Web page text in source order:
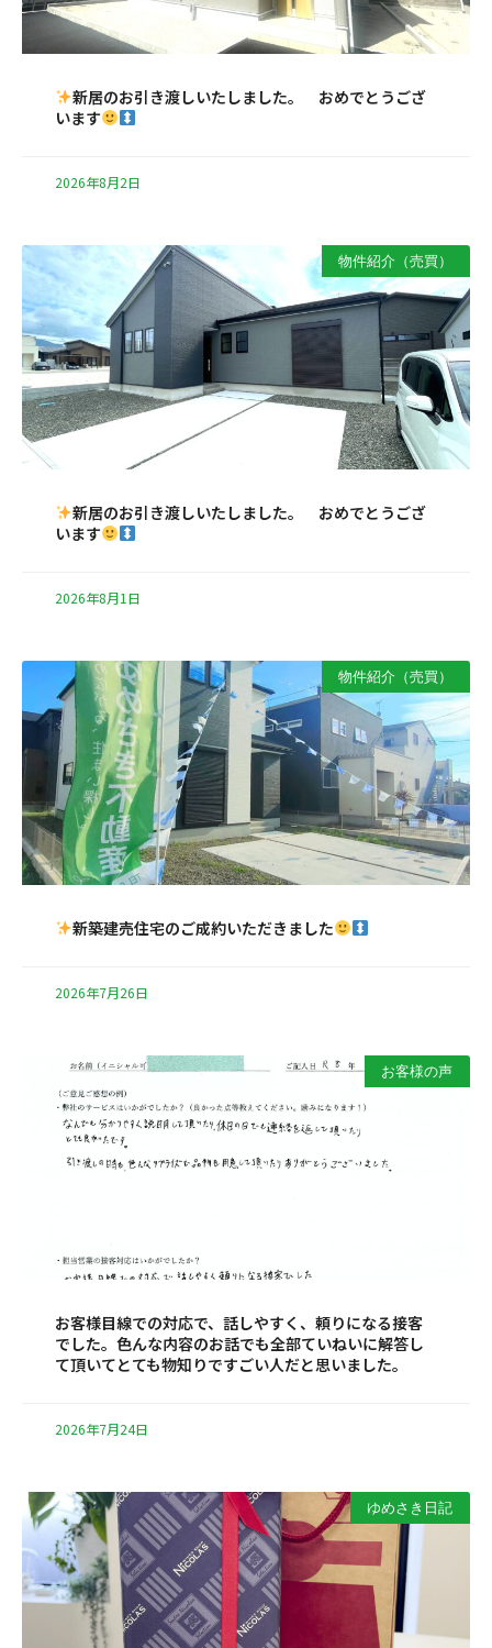
新居のお引き渡しいたしました。 おめでとうござ
います
2026年8月2日
物件紹介（売買）
新居のお引き渡しいたしました。 おめでとうござ
います
2026年8月1日
物件紹介（売買）
新築建売住宅のご成約いただきました
2026年7月26日
お客様の声
お客様目線での対応で、話しやすく、頼りになる接客
でした。色んな内容のお話でも全部ていねいに解答し
て頂いてとても物知りですごい人だと思いました。
2026年7月24日
ゆめさき日記